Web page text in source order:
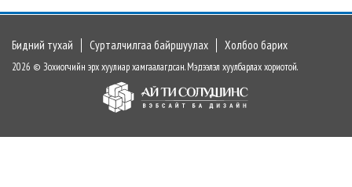
Бидний тухай Сурталчилгаа байршуулах Холбоо барих
2026 © Зохиогчийн эрх хуулиар хамгаалагдсан. Мэдээлэл хуулбарлах хориотой.